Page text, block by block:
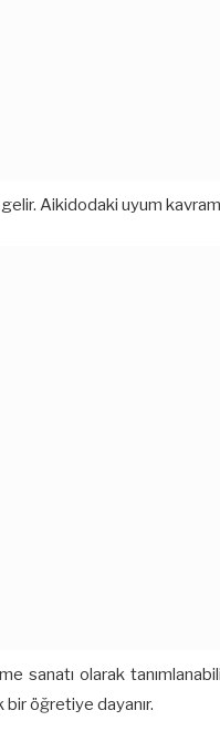
gelir. Aikidodaki uyum
sanatı olarak
bir öğretiye dayanır.